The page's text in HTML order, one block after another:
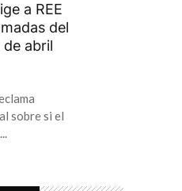
a REE
del
abril
sobre si el